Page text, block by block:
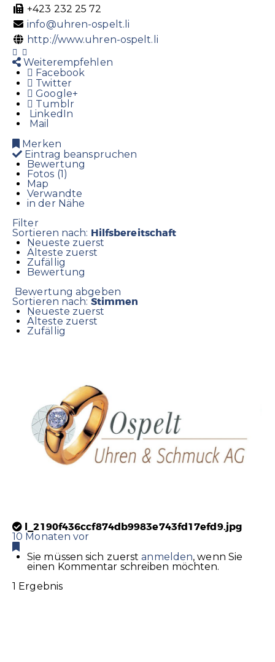
+423 232 25 72
info@uhren-ospelt.li
http://www.uhren-ospelt.li
Weiterempfehlen
Facebook
Twitter
Google+
Tumblr
LinkedIn
Mail
Merken
Eintrag beanspruchen
Bewertung
Fotos (1)
Map
Verwandte
in der Nähe
Filter
Sortieren nach: Hilfsbereitschaft
Neueste zuerst
Älteste zuerst
Zufällig
Bewertung
Bewertung abgeben
Sortieren nach: Stimmen
Neueste zuerst
Älteste zuerst
Zufällig
l_2190f436ccf874db9983e743fd17efd9.jpg
10 Monaten vor
Sie müssen sich zuerstanmelden, wenn Sie
einen Kommentar schreiben möchten.
1 Ergebnis